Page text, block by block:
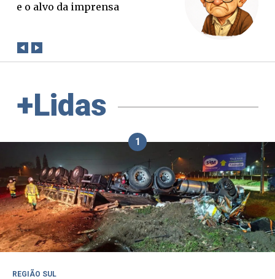
verdade. Mas quem paga a
+Lidas
1
REGIÃO SUL